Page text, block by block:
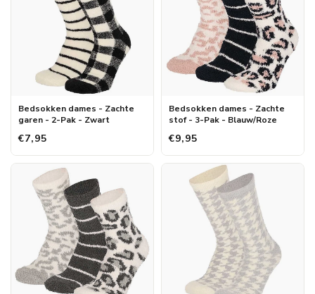
Bedsokken dames - Zachte
garen - 2-Pak - Zwart
€7,95
Bedsokken dames - Zachte
stof - 3-Pak - Blauw/Roze
€9,95